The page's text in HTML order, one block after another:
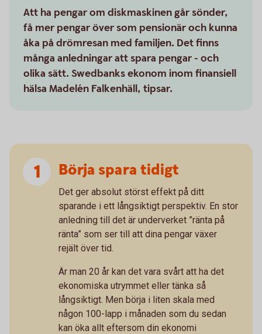
Att ha pengar om diskmaskinen går sönder,
få mer pengar över som pensionär och kunna
åka på drömresan med familjen. Det finns
många anledningar att spara pengar - och
olika sätt. Swedbanks ekonom inom finansiell
hälsa Madelén Falkenhäll, tipsar.
Börja spara tidigt
Det ger absolut störst effekt på ditt
sparande i ett långsiktigt perspektiv. En stor
anledning till det är underverket ”ränta på
ränta” som ser till att dina pengar växer
rejält över tid.
Är man 20 år kan det vara svårt att ha det
ekonomiska utrymmet eller tänka så
långsiktigt. Men börja i liten skala med
någon 100-lapp i månaden som du sedan
kan öka allt eftersom din ekonomi